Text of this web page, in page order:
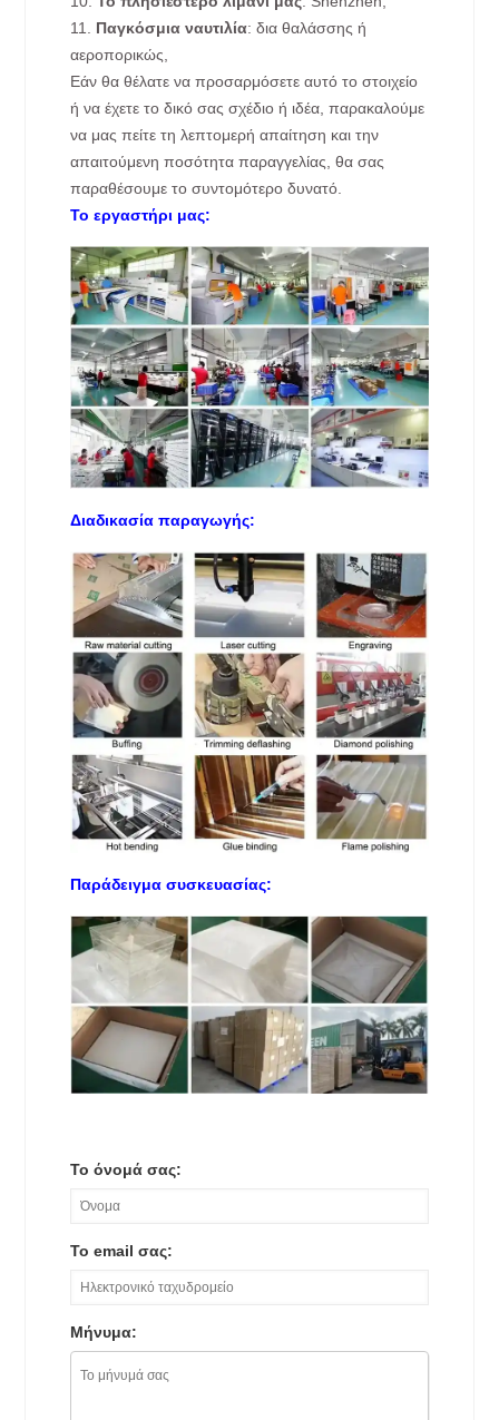
11. Παγκόσμια ναυτιλία: δια θαλάσσης ή
αεροπορικώς,
Εάν θα θέλατε να προσαρμόσετε αυτό το στοιχείο
ή να έχετε το δικό σας σχέδιο ή ιδέα, παρακαλούμε
να μας πείτε τη λεπτομερή απαίτηση και την
απαιτούμενη ποσότητα παραγγελίας, θα σας
παραθέσουμε το συντομότερο δυνατό.
Το εργαστήρι μας:
Διαδικασία παραγωγής:
Παράδειγμα συσκευασίας:
Το όνομά σας:
Το email σας:
Μήνυμα: